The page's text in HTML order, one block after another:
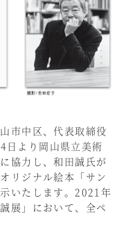
市中区、代表取締役
より岡山県立美術
協力し、和田誠氏が
リジナル絵本「サン
いたします。2021年
展」において、全ペ